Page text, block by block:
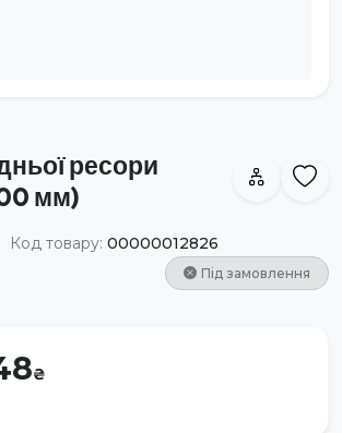
ресори
мм)
Код товару: 00000012826
Під замовлення